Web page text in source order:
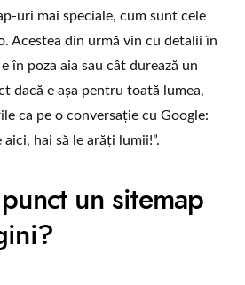
uri mai speciale, cum sunt cele
Acestea din urmă vin cu detalii în
în poza aia sau cât durează un
dacă e așa pentru toată lumea,
ca pe o conversație cu Google:
hai să le arăți lumii!”.
un sitemap